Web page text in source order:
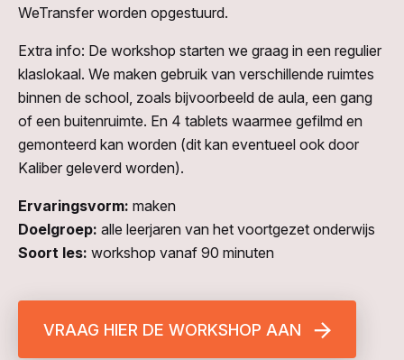
WeTransfer worden opgestuurd.
Extra info: De workshop starten we graag in een regulier
klaslokaal. We maken gebruik van verschillende ruimtes
binnen de school, zoals bijvoorbeeld de aula, een gang
of een buitenruimte. En 4 tablets waarmee gefilmd en
gemonteerd kan worden (dit kan eventueel ook door
Kaliber geleverd worden).
Ervaringsvorm: maken
Doelgroep: alle leerjaren van het voortgezet onderwijs
Soort les: workshop vanaf 90 minuten
VRAAG HIER DE WORKSHOP AAN